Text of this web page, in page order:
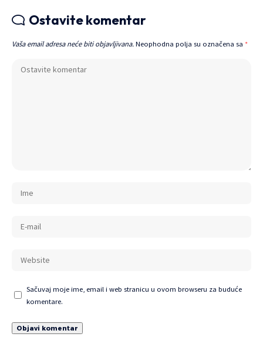
Ostavite komentar
Vaša email adresa neće biti objavljivana. Neophodna polja su označena sa *
Sačuvaj moje ime, email i web stranicu u ovom browseru za buduće
komentare.